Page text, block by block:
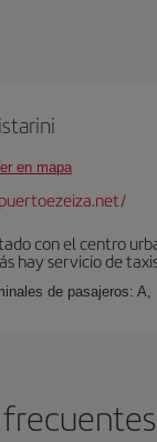
en mapa
con el centro
hay servicio de
de pasajeros: